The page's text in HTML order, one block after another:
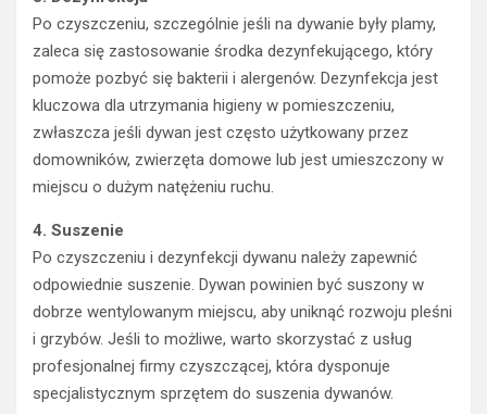
Po czyszczeniu, szczególnie jeśli na dywanie były plamy,
zaleca się zastosowanie środka dezynfekującego, który
pomoże pozbyć się bakterii i alergenów. Dezynfekcja jest
kluczowa dla utrzymania higieny w pomieszczeniu,
zwłaszcza jeśli dywan jest często użytkowany przez
domowników, zwierzęta domowe lub jest umieszczony w
miejscu o dużym natężeniu ruchu.
4. Suszenie
Po czyszczeniu i dezynfekcji dywanu należy zapewnić
odpowiednie suszenie. Dywan powinien być suszony w
dobrze wentylowanym miejscu, aby uniknąć rozwoju pleśni
i grzybów. Jeśli to możliwe, warto skorzystać z usług
profesjonalnej firmy czyszczącej, która dysponuje
specjalistycznym sprzętem do suszenia dywanów.